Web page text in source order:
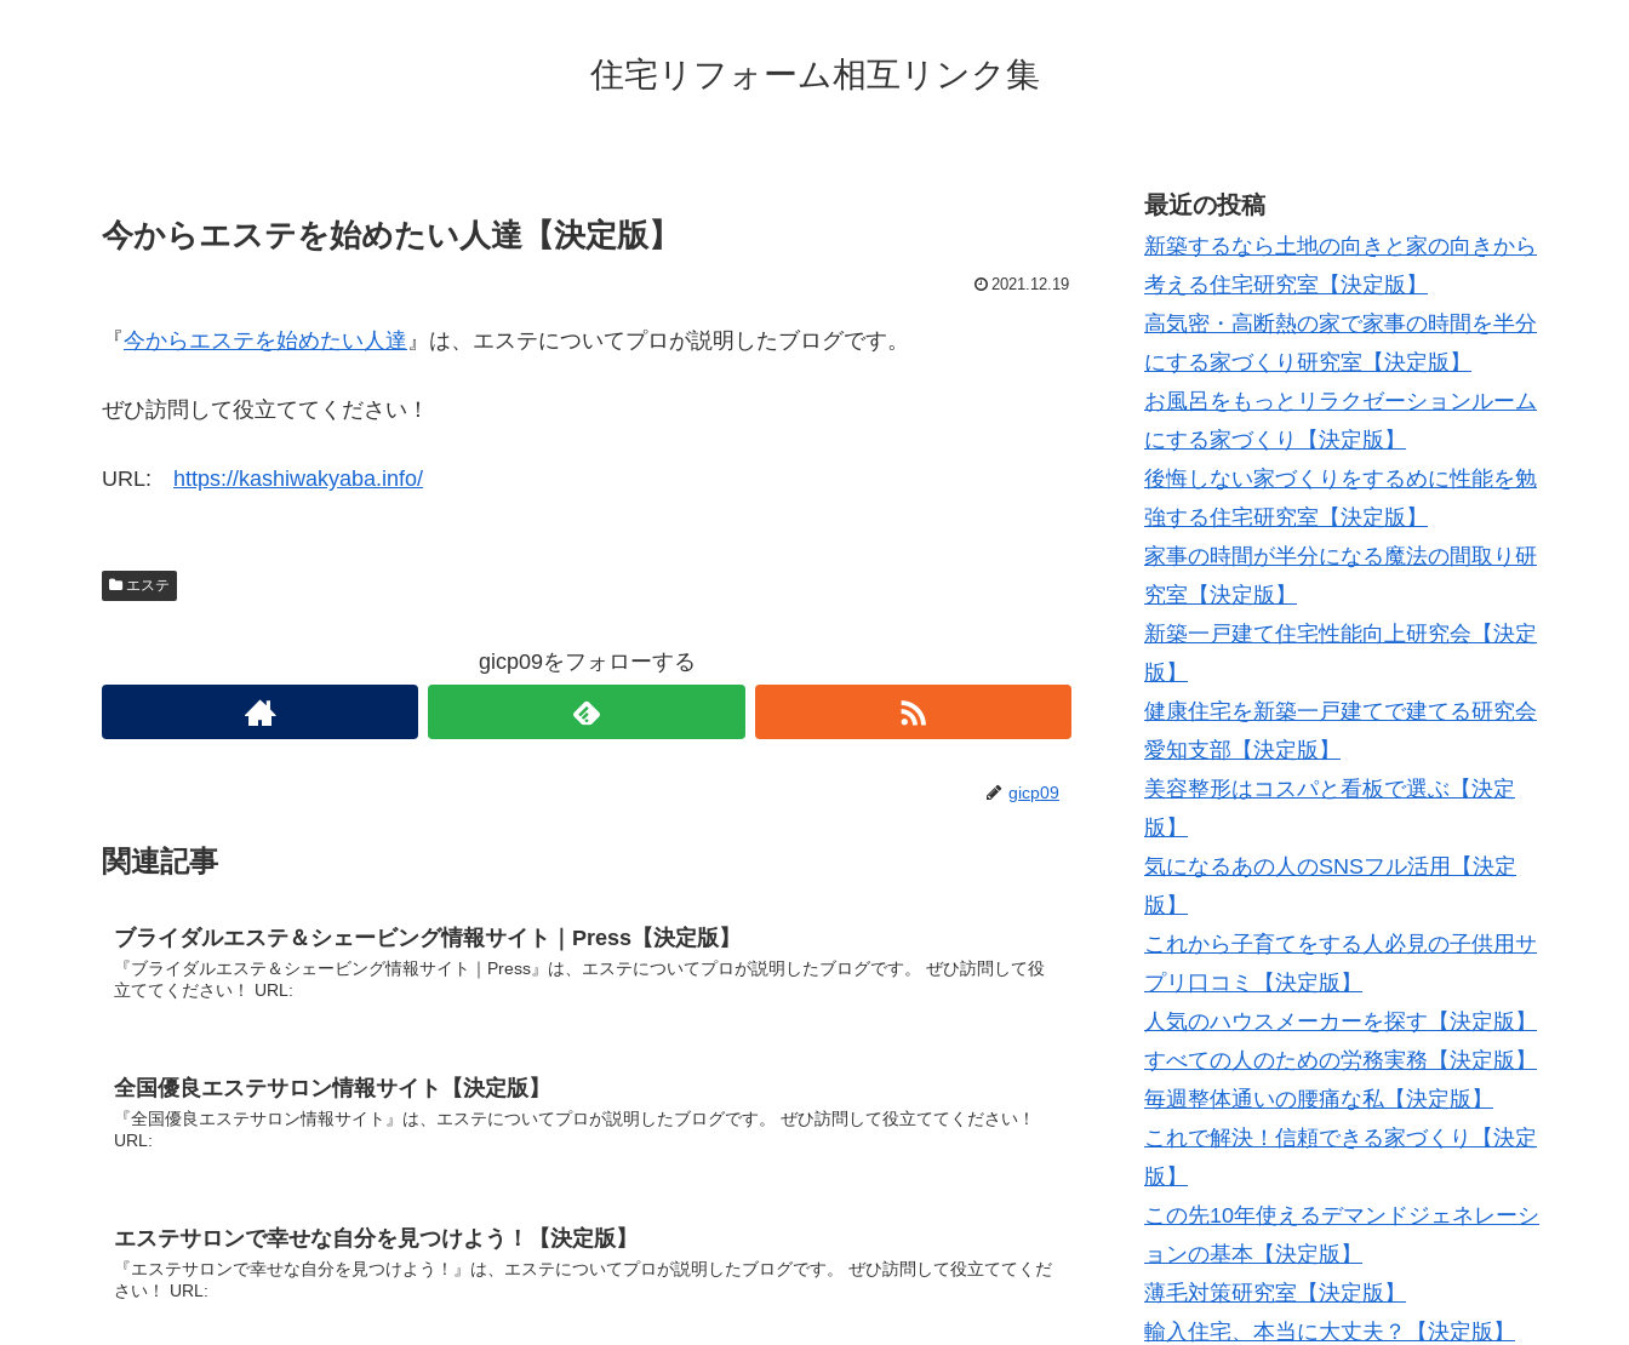
住宅リフォーム相互リンク集
今からエステを始めたい人達【決定版】
2021.12.19
『今からエステを始めたい人達 』は、エステについてプロが説明したブログです。
ぜひ訪問して役立ててください！
URL: https://kashiwakyaba.info/
エステ
gicp09をフォローする
gicp09
関連記事
ブライダルエステ＆シェービング情報サイト｜Press【決定版】
『ブライダルエステ＆シェービング情報サイト｜Press』は、エステについてプロが説明したブログです。 ぜひ訪問して役
立ててください！ URL:
全国優良エステサロン情報サイト【決定版】
『全国優良エステサロン情報サイト』は、エステについてプロが説明したブログです。 ぜひ訪問して役立ててください！
URL:
エステサロンで幸せな自分を見つけよう！【決定版】
『エステサロンで幸せな自分を見つけよう！』は、エステについてプロが説明したブログです。 ぜひ訪問して役立ててくだ
さい！ URL:
最近の投稿
新築するなら土地の向きと家の向きから
考える住宅研究室【決定版】
高気密・高断熱の家で家事の時間を半分
にする家づくり研究室【決定版】
お風呂をもっとリラクゼーションルーム
にする家づくり【決定版】
後悔しない家づくりをするめに性能を勉
強する住宅研究室【決定版】
家事の時間が半分になる魔法の間取り研
究室【決定版】
新築一戸建て住宅性能向上研究会【決定
版】
健康住宅を新築一戸建てで建てる研究会
愛知支部【決定版】
美容整形はコスパと看板で選ぶ【決定
版】
気になるあの人のSNSフル活用【決定
版】
これから子育てをする人必見の子供用サ
プリ口コミ【決定版】
人気のハウスメーカーを探す【決定版】
すべての人のための労務実務【決定版】
毎週整体通いの腰痛な私【決定版】
これで解決！信頼できる家づくり【決定
版】
この先10年使えるデマンドジェネレーシ
ョンの基本【決定版】
薄毛対策研究室【決定版】
輸入住宅、本当に大丈夫？【決定版】